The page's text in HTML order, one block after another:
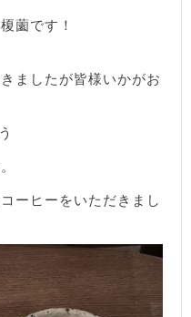
薗です！
ましたが皆様いかがお
ーヒーをいただきまし